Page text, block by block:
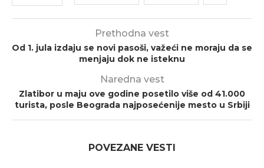
Prethodna vest
Od 1. jula izdaju se novi pasoši, važeći ne moraju da se
menjaju dok ne isteknu
Naredna vest
Zlatibor u maju ove godine posetilo više od 41.000
turista, posle Beograda najposećenije mesto u Srbiji
POVEZANE VESTI